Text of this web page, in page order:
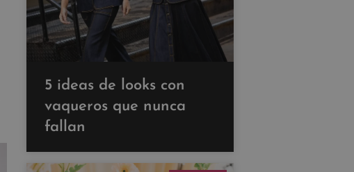
5 ideas de looks con
vaqueros que nunca
fallan